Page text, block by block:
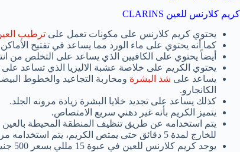
كريم كلارنس للعين CLARINS
يحتوي كريم كلارنس على مكونات تعمل على ترطيب
كما أنه يحتوي على ماء الورد مما يساعد في تفتيح
أيضاً يحتوي على الكافيين الذي يساعد على التخلص من
يحتوي الكريم على خلاصة عشبة الاليزيا الذي تساعد
يساعد على شد البشرة ومحاربة التجاعيد والخطوط
الكانجارو.
كذلك يساعد على تجديد خلايا البشرة زيادة مرونه الجلد.
يتميز الكريم بأنه غير دهني سريع الامتصاص.
يتم استخدامه عن طريق تنظيف المنطقة المحيطة بالعين
للخارج لمدة 5 دقائق حتى يمتص الكريم، يتم استخدامه مرة يومياً.
يوجد كريم كلارنس للعين في عبوة 15 مللي بسعر 500 جنيه مصري.